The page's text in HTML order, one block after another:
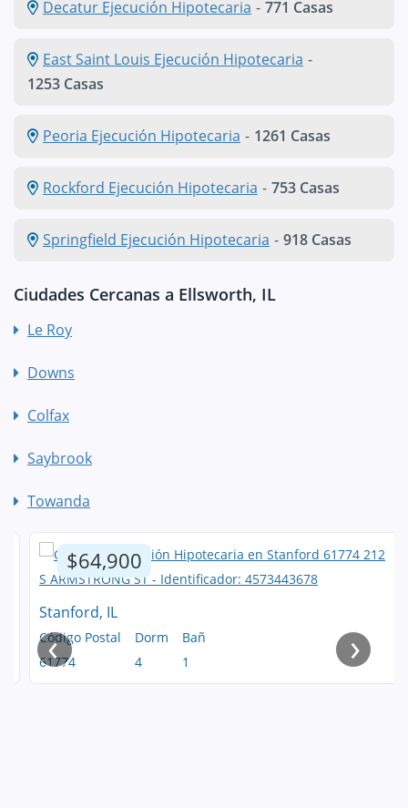
Decatur Ejecución Hipotecaria - 771 Casas
East Saint Louis Ejecución Hipotecaria -
1253 Casas
Peoria Ejecución Hipotecaria - 1261 Casas
Rockford Ejecución Hipotecaria - 753 Casas
Springfield Ejecución Hipotecaria - 918 Casas
Ciudades Cercanas a Ellsworth, IL
Le Roy
Downs
Colfax
Saybrook
Towanda
$64,900
Stanford, IL
Código Postal
61774
Dorm
Bañ
‹ ›